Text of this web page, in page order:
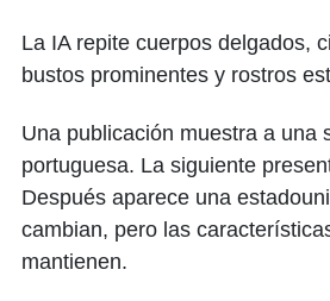
La IA repite cuerpos delgados,
bustos prominentes y rostros
Una publicación muestra a una
portuguesa. La siguiente
Después aparece una
cambian, pero las
mantienen.